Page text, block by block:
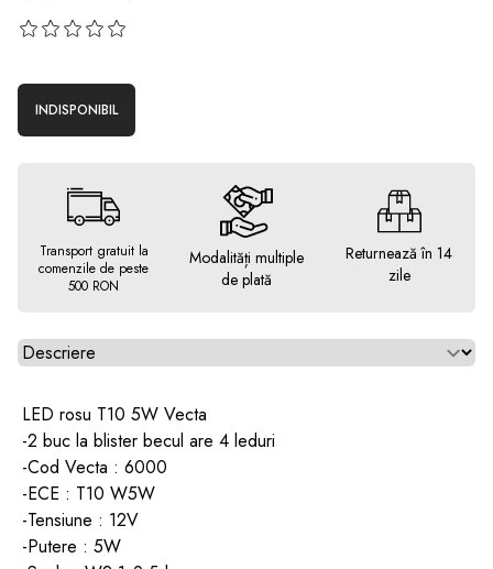
INDISPONIBIL
Transport gratuit la
comenzile de peste
500 RON
Modalități multiple
de plată
Returnează în 14
zile
Alegeti tab
LED rosu T10 5W Vecta
-2 buc la blister becul are 4 leduri
-Cod Vecta : 6000
-ECE : T10 W5W
-Tensiune : 12V
-Putere : 5W